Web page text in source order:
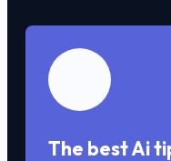
The best Ai